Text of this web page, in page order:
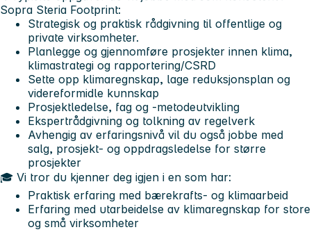
Sopra Steria Footprint:
Strategisk og praktisk rådgivning til offentlige og
private virksomheter.
Planlegge og gjennomføre prosjekter innen klima,
klimastrategi og rapportering/CSRD
Sette opp klimaregnskap, lage reduksjonsplan og
videreformidle kunnskap
Prosjektledelse, fag og -metodeutvikling
Ekspertrådgivning og tolkning av regelverk
Avhengig av erfaringsnivå vil du også jobbe med
salg, prosjekt- og oppdragsledelse for større
prosjekter
🎓 Vi tror du kjenner deg igjen i en som har:
Praktisk erfaring med bærekrafts- og klimaarbeid
Erfaring med utarbeidelse av klimaregnskap for store
og små virksomheter